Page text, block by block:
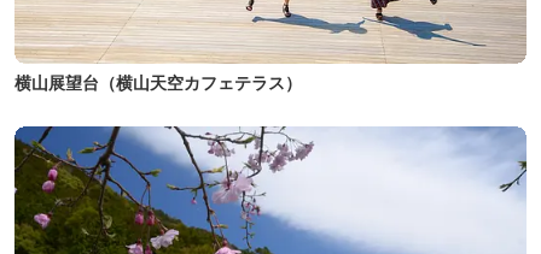
横山展望台（横山天空カフェテラス）